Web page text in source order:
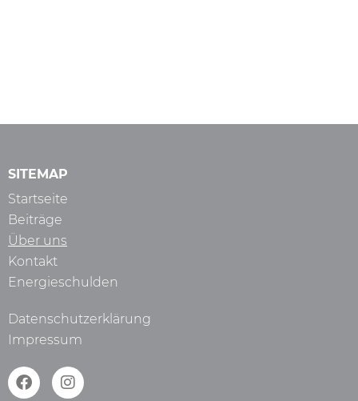
SITEMAP
Startseite
Beiträge
Über uns
Kontakt
Energieschulden
Datenschutzerklärung
Impressum